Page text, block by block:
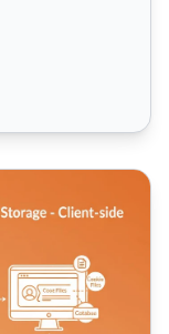
Kluczowe